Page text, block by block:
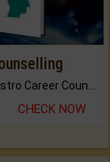
The CogniAstro Career Counselling Report is the most comprehensive report available on this topic.
CHECK NOW